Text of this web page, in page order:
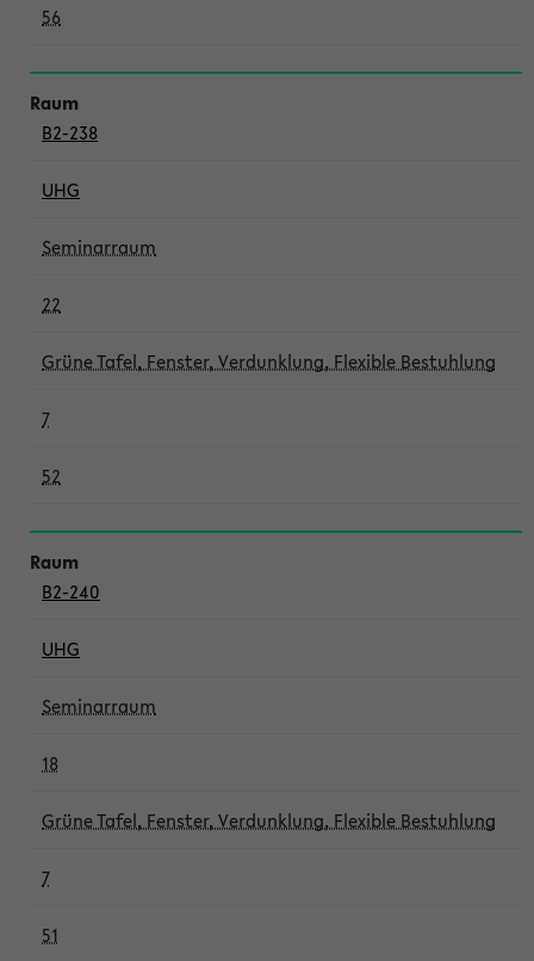
56
B2-238
UHG
Seminarraum
22
Grüne Tafel, Fenster, Verdunklung, Flexible Bestuhlung
7
52
B2-240
UHG
Seminarraum
18
Grüne Tafel, Fenster, Verdunklung, Flexible Bestuhlung
7
51